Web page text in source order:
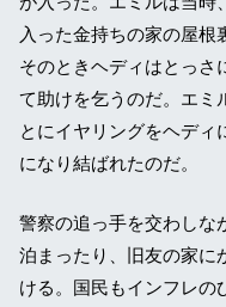
入った金持ちの家の屋根
そのときヘディはとっさ
て助けを乞うのだ。エミ
とにイヤリングをヘディ
になり結ばれたのだ。
警察の追っ手を交わしな
泊まったり、旧友の家に
ける。国民もインフレの